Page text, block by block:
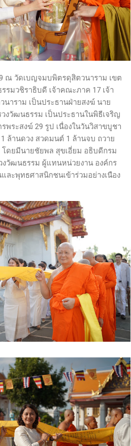
ณ วัดเบญจมบพิตรดุสิตวนาราม เขต
รมวชิราธิบดี เจ้าคณะภาค 17 เจ้า
าราม เป็นประธานฝ่ายสงฆ์ นาย
วงวัฒนธรรม เป็นประธานในพิธีเจริญ
ระสงฆ์ 29 รูป เนื่องในวันวิสาขบูชา
ล้านดวง สวดมนต์ 1 ล้านจบ ถวาย
ดยมีนายชัยพล สุขเอี่ยม​ อธิบดีกรม
งวัฒนธรรม ผู้แทนหน่วยงาน องค์กร
ละพุทธศาสนิกชนเข้าร่วมอย่างเนือง